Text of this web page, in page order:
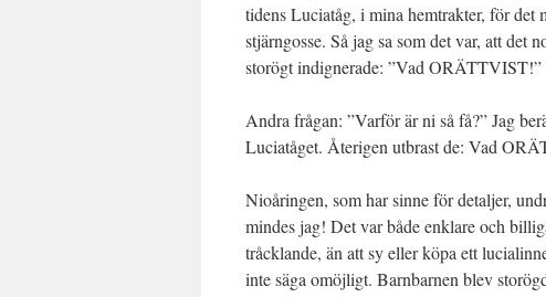
tidens Luciatåg, i mina hemtrakter, för det
stjärngosse. Så jag sa som det var, att det
storögt indignerade: ”Vad ORÄTTVIST!”
Andra frågan: ”Varför är ni så få?” Jag
Luciatåget. Återigen utbrast de: Vad
Nioåringen, som har sinne för detaljer,
mindes jag! Det var både enklare och
tråcklande, än att sy eller köpa ett
inte säga omöjligt. Barnbarnen blev